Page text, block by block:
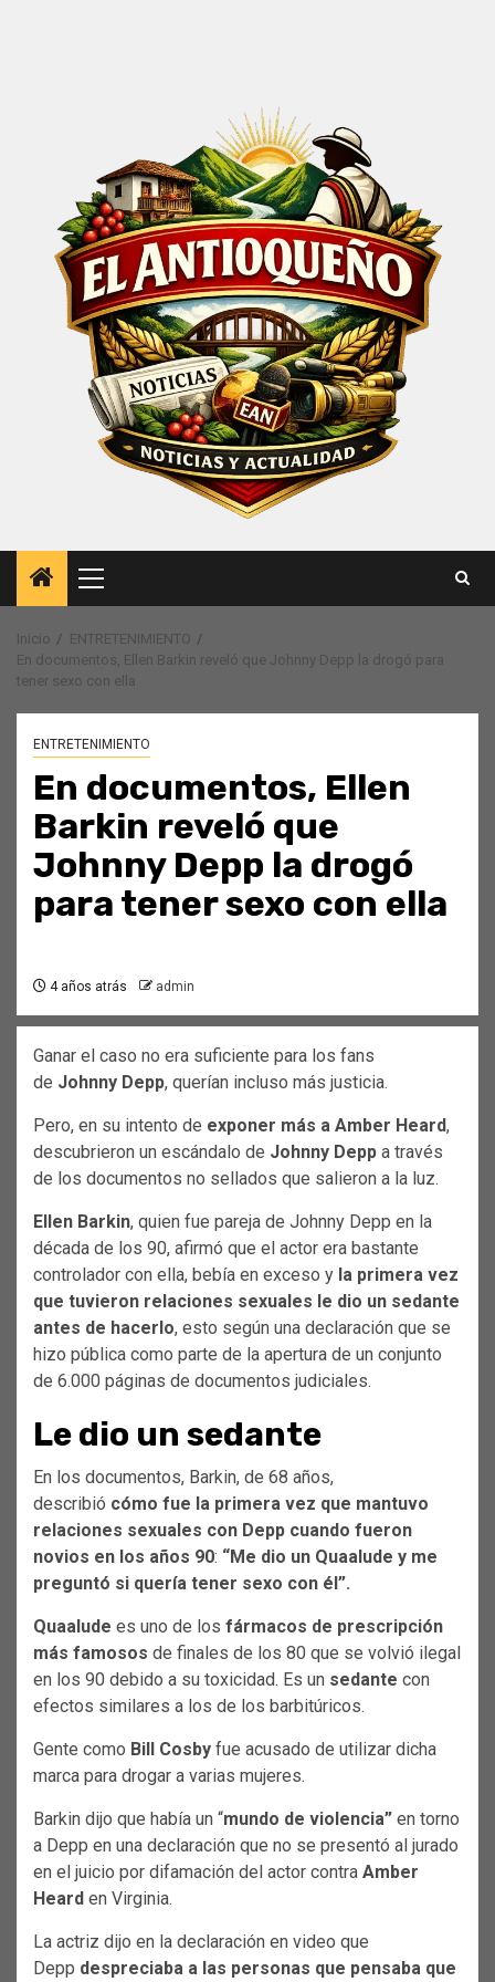
Menú
principal
Inicio
ENTRETENIMIENTO
En documentos, Ellen Barkin reveló que Johnny Depp la drogó para
tener sexo con ella
ENTRETENIMIENTO
En documentos, Ellen
Barkin reveló que
Johnny Depp la drogó
para tener sexo con ella
4 años atrás admin
Ganar el caso no era suficiente para los fans
de Johnny Depp, querían incluso más justicia.
Pero, en su intento de exponer más a Amber Heard,
descubrieron un escándalo de Johnny Depp a través
de los documentos no sellados que salieron a la luz.
Ellen Barkin, quien fue pareja de Johnny Depp en la
década de los 90, afirmó que el actor era bastante
controlador con ella, bebía en exceso y la primera vez
que tuvieron relaciones sexuales le dio un sedante
antes de hacerlo, esto según una declaración que se
hizo pública como parte de la apertura de un conjunto
de 6.000 páginas de documentos judiciales.
Le dio un sedante
En los documentos, Barkin, de 68 años,
describió cómo fue la primera vez que mantuvo
relaciones sexuales con Depp cuando fueron
novios en los años 90: “Me dio un Quaalude y me
preguntó si quería tener sexo con él”.
Quaalude es uno de los fármacos de prescripción
más famosos de finales de los 80 que se volvió ilegal
en los 90 debido a su toxicidad. Es un sedante con
efectos similares a los de los barbitúricos.
Gente como Bill Cosby fue acusado de utilizar dicha
marca para drogar a varias mujeres.
Barkin dijo que había un “mundo de violencia” en torno
a Depp en una declaración que no se presentó al jurado
en el juicio por difamación del actor contra Amber
Heard en Virginia.
La actriz dijo en la declaración en video que
Depp despreciaba a las personas que pensaba que